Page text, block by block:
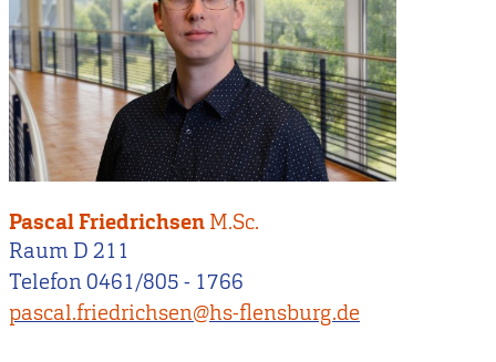
Pascal Friedrichsen M.Sc.
Raum D 211
Telefon 0461/805 - 1766
pascal.friedrichsen@hs-flensburg.de